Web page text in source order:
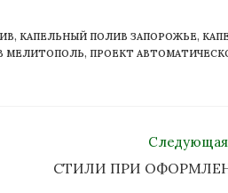
, КАПЕЛЬНЫЙ ПОЛИВ ЗАПОРОЖЬЕ,
МЕЛИТОПОЛЬ, ПРОЕКТ
Следующая
СТИЛИ ПРИ